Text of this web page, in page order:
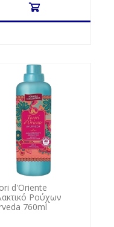
d'Oriente
Ρούχων
760ml